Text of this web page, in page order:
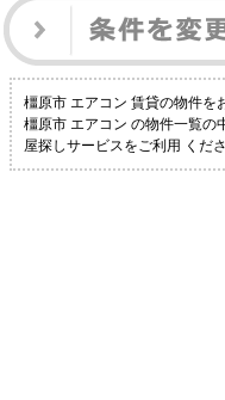
橿原市 エアコン 賃貸の物件を
橿原市 エアコン の物件一覧の
屋探しサービスをご利用 くだ